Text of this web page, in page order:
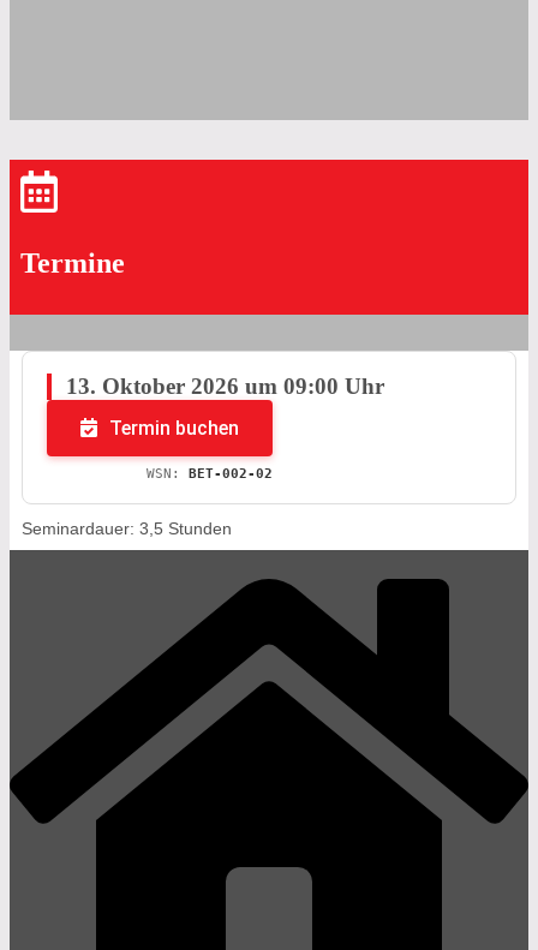
Termine
13. Oktober 2026 um 09:00 Uhr
Termin buchen
WSN: BET-002-02
Seminardauer: 3,5 Stunden